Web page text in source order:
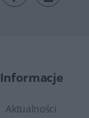
Informacje
Aktualności